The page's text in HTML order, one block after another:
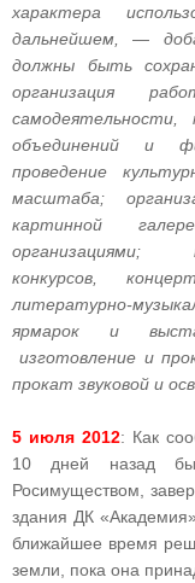
характера
дальнейшем,—
должны быть
организация
объединений и
проведение
масштаба;
картинной
организациями;
конкурсов,
литературно-
ярмарок и
изготовление и
прокат звуковой и
5 июля 2012: Как
10 дней назад
Росимуществом,
здания ДК
ближайшее время
земли, пока она